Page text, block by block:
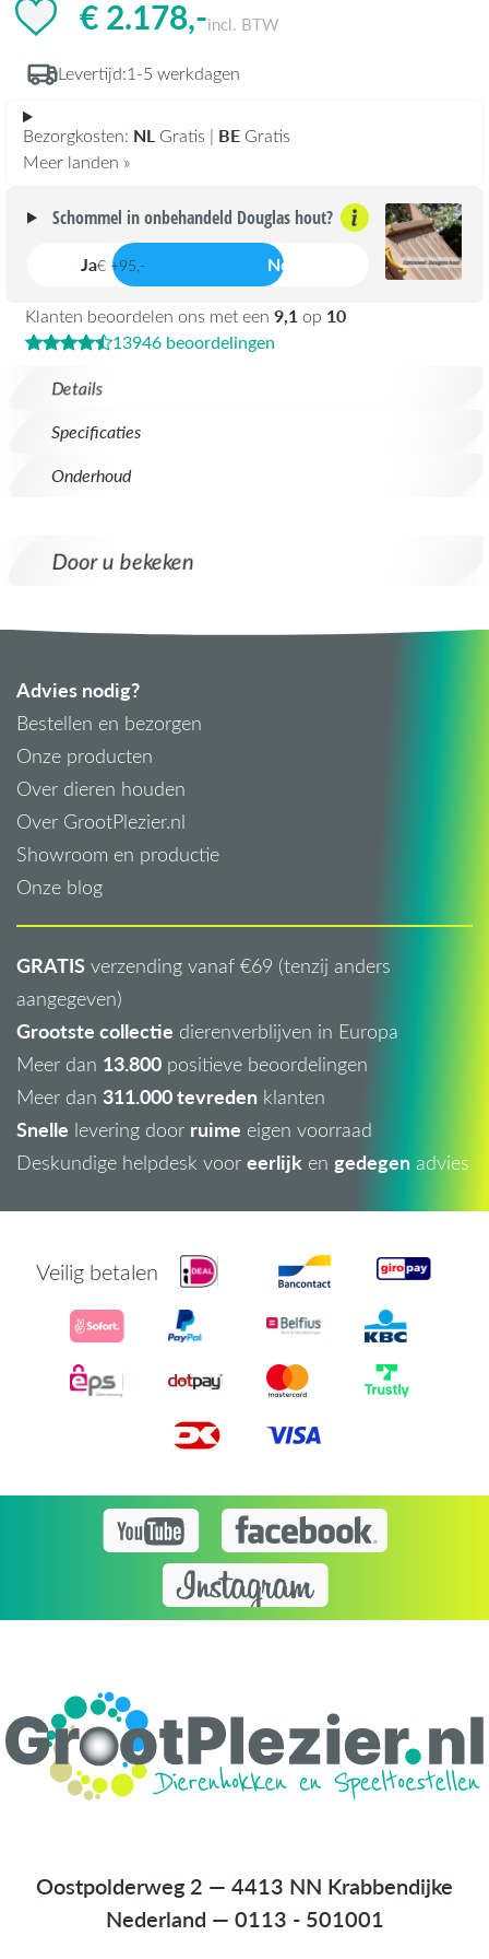
Details
Specificaties
Onderhoud
€ 2.178,-incl. BTW
Levertijd:1-5 werkdagen
Bezorgkosten: NL Gratis | BE Gratis
Meer landen »
Klanten beoordelen ons met een 9,1 op 10
13946 beoordelingen
Schommel in onbehandeld Douglas hout?
Ja€ +95,- Nee
Door u bekeken
Advies nodig?
Bestellen en bezorgen
Onze producten
Over dieren houden
Over GrootPlezier.nl
Showroom en productie
Onze blog
GRATIS verzending vanaf €69 (tenzij anders
aangegeven)
Grootste collectie dierenverblijven in Europa
Meer dan 13.800 positieve beoordelingen
Meer dan 311.000 tevreden klanten
Snelle levering door ruime eigen voorraad
Deskundige helpdesk voor eerlijk en gedegen advies
Veilig betalen
Oostpolderweg 2 — 4413 NN Krabbendijke
Nederland — 0113 - 501001